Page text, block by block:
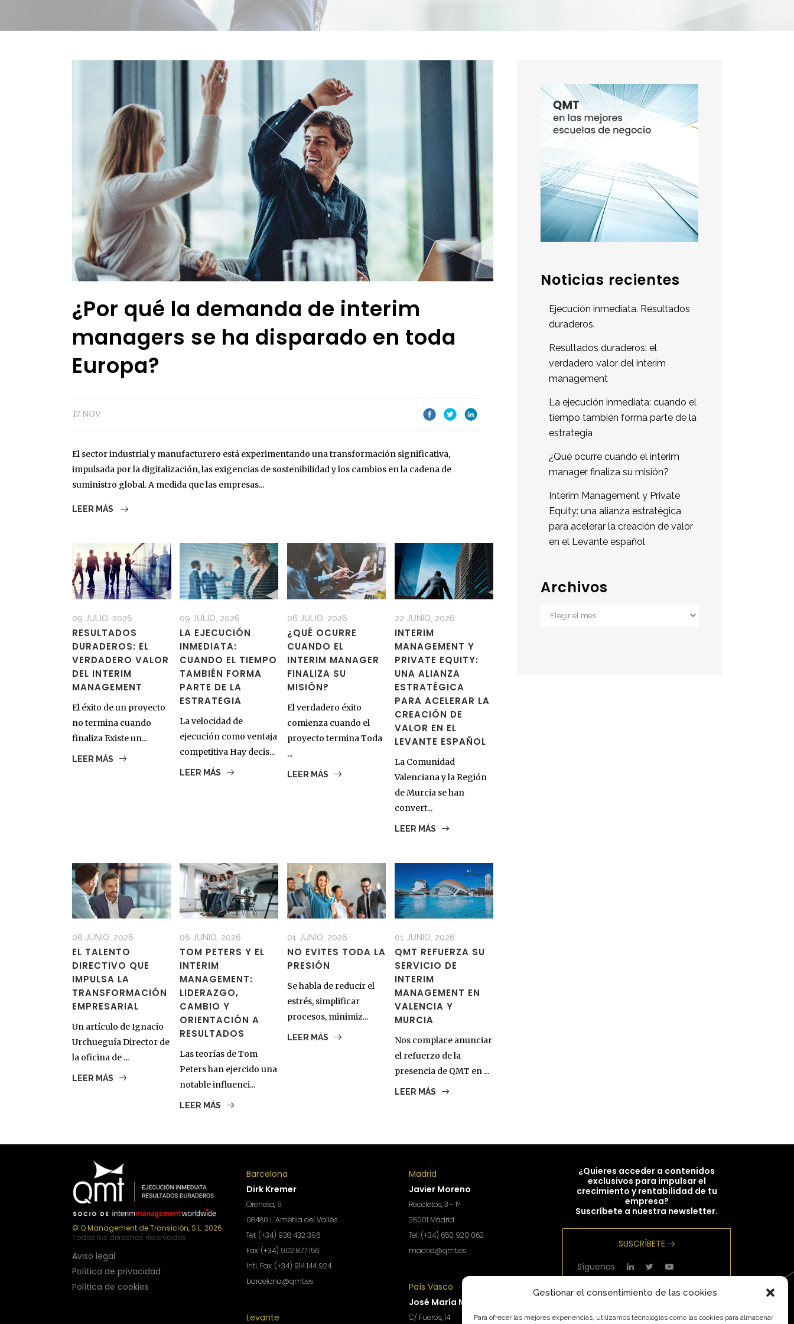
Gestionar el consentimiento de las cookies
Para ofrecer las mejores experiencias, utilizamos tecnologías como las cookies para almacenar
¿Por qué la demanda de interim
managers se ha disparado en toda
Europa?
17 NOV
El sector industrial y manufacturero está experimentando una transformación significativa,
impulsada por la digitalización, las exigencias de sostenibilidad y los cambios en la cadena de
suministro global. A medida que las empresas...
LEER MÁS
09 JULIO, 2026
RESULTADOS
DURADEROS: EL
VERDADERO VALOR
DEL INTERIM
MANAGEMENT
El éxito de un proyecto
no termina cuando
finaliza Existe un...
LEER MÁS
09 JULIO, 2026
LA EJECUCIÓN
INMEDIATA:
CUANDO EL TIEMPO
TAMBIÉN FORMA
PARTE DE LA
ESTRATEGIA
La velocidad de
ejecución como ventaja
competitiva Hay decis...
LEER MÁS
06 JULIO, 2026
¿QUÉ OCURRE
CUANDO EL
INTERIM MANAGER
FINALIZA SU
MISIÓN?
El verdadero éxito
comienza cuando el
proyecto termina Toda
...
LEER MÁS
22 JUNIO, 2026
INTERIM
MANAGEMENT Y
PRIVATE EQUITY:
UNA ALIANZA
ESTRATÉGICA
PARA ACELERAR LA
CREACIÓN DE
VALOR EN EL
LEVANTE ESPAÑOL
La Comunidad
Valenciana y la Región
de Murcia se han
convert...
LEER MÁS
08 JUNIO, 2026
EL TALENTO
DIRECTIVO QUE
IMPULSA LA
TRANSFORMACIÓN
EMPRESARIAL
Un artículo de Ignacio
Urchueguía Director de
la oficina de ...
LEER MÁS
06 JUNIO, 2026
TOM PETERS Y EL
INTERIM
MANAGEMENT:
LIDERAZGO,
CAMBIO Y
ORIENTACIÓN A
RESULTADOS
Las teorías de Tom
Peters han ejercido una
notable influenci...
LEER MÁS
01 JUNIO, 2026
NO EVITES TODA LA
PRESIÓN
Se habla de reducir el
estrés, simplificar
procesos, minimiz...
LEER MÁS
01 JUNIO, 2026
QMT REFUERZA SU
SERVICIO DE
INTERIM
MANAGEMENT EN
VALENCIA Y
MURCIA
Nos complace anunciar
el refuerzo de la
presencia de QMT en ...
LEER MÁS
Noticias recientes
Ejecución inmediata. Resultados
duraderos.
Resultados duraderos: el
verdadero valor del interim
management
La ejecución inmediata: cuando el
tiempo también forma parte de la
estrategia
¿Qué ocurre cuando el interim
manager finaliza su misión?
Interim Management y Private
Equity: una alianza estratégica
para acelerar la creación de valor
en el Levante español
Archivos
Archivos
© Q Management de Transición, S.L. 2026
Todos los derechos reservados
Aviso legal
Política de privacidad
Política de cookies
Barcelona
Dirk Kremer
Oreneta, 9
08480 L´Ametlla del Vallès
Tel: (+34) 938 432 396
Fax: (+34) 902 877 156
Intl. Fax: (+34) 914 144 924
barcelona@qmt.es
Levante
Madrid
Javier Moreno
Recoletos, 3 - 1º
28001 Madrid
Tel: (+34) 650 920 062
madrid@qmt.es
País Vasco
José María Montans
C/ Fueros, 14
¿Quieres acceder a contenidos
exclusivos para impulsar el
crecimiento y rentabilidad de tu
empresa?
Suscríbete a nuestra newsletter.
SUSCRÍBETE
Síguenos